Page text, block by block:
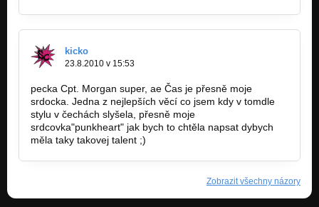
kicko
23.8.2010 v 15:53
pecka Cpt. Morgan super, ae Čas je přesně moje
srdocka. Jedna z nejlepších věcí co jsem kdy v tomdle
stylu v čechách slyšela, přesně moje
srdcovka"punkheart" jak bych to chtěla napsat dybych
měla taky takovej talent ;)
Zobrazit všechny názory